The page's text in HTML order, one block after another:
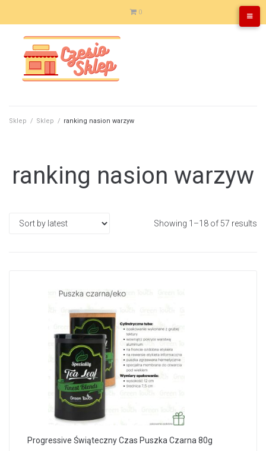
0
Sklep / Sklep / ranking nasion warzyw
ranking nasion warzyw
Showing 1–18 of 57 results
Progressive Świąteczny Czas Puszka Czarna 80g